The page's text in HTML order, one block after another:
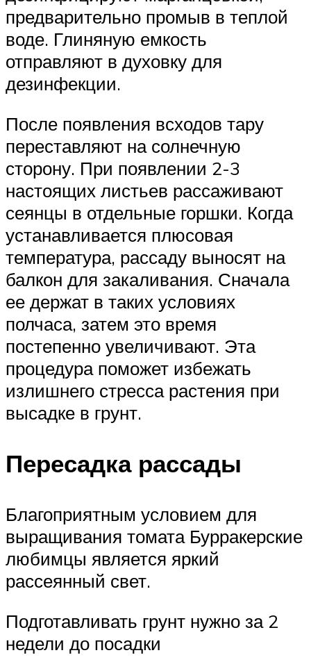
предварительно промыв в теплой
воде. Глиняную емкость
отправляют в духовку для
дезинфекции.
После появления всходов тару
переставляют на солнечную
сторону. При появлении 2-3
настоящих листьев рассаживают
сеянцы в отдельные горшки. Когда
устанавливается плюсовая
температура, рассаду выносят на
балкон для закаливания. Сначала
ее держат в таких условиях
полчаса, затем это время
постепенно увеличивают. Эта
процедура поможет избежать
излишнего стресса растения при
высадке в грунт.
Пересадка рассады
Благоприятным условием для
выращивания томата Бурракерские
любимцы является яркий
рассеянный свет.
Подготавливать грунт нужно за 2
недели до посадки